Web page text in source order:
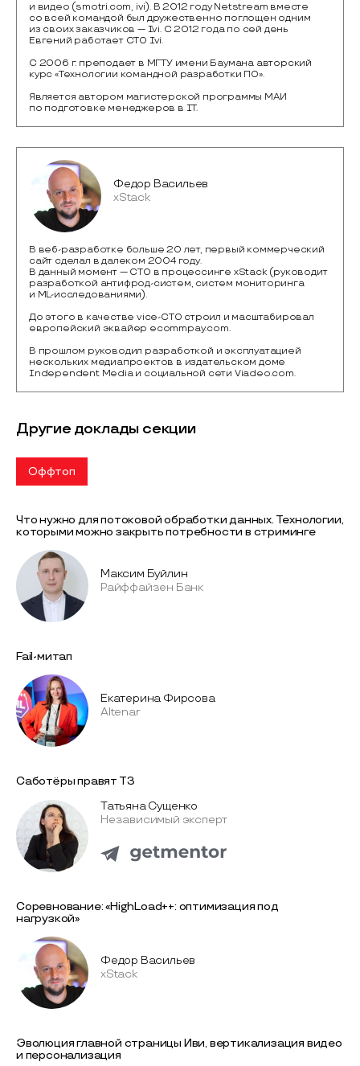
и видео (smotri.com, ivi). В 2012 году Netstream вместе
со всей командой был дружественно поглощен одним
из своих заказчиков — Ivi. C 2012 года по сей день
Евгений работает CTO Ivi.
С 2006 г. преподает в МГТУ имени Баумана авторский
курс «Технологии командной разработки ПО».
Является автором магистерской программы МАИ
по подготовке менеджеров в IT.
Федор Васильев
xStack
В веб-разработке больше 20 лет, первый коммерческий
сайт сделал в далеком 2004 году.
В данный момент — CTO в процессинге xStack (руководит
разработкой антифрод-систем, систем мониторинга
и ML-исследованиями).
До этого в качестве vice-CTO строил и масштабировал
европейский эквайер ecommpay.com.
В прошлом руководил разработкой и эксплуатацией
нескольких медиапроектов в издательском доме
Independent Media и социальной сети Viadeo.com.
Другие доклады секции
Оффтоп
Что нужно для потоковой обработки данных. Технологии,
которыми можно закрыть потребности в стриминге
Максим Буйлин
Райффайзен Банк
Fail-митап
Екатерина Фирсова
Altenar
Саботёры правят ТЗ
Татьяна Сущенко
Независимый эксперт
Соревнование: «HighLoad++: оптимизация под
нагрузкой»
Федор Васильев
xStack
Эволюция главной страницы Иви, вертикализация видео
и персонализация